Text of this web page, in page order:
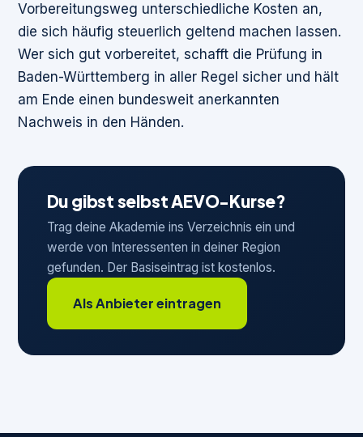
Vorbereitungsweg unterschiedliche Kosten an,
die sich häufig steuerlich geltend machen lassen.
Wer sich gut vorbereitet, schafft die Prüfung in
Baden-Württemberg in aller Regel sicher und hält
am Ende einen bundesweit anerkannten
Nachweis in den Händen.
Du gibst selbst AEVO-Kurse?
Trag deine Akademie ins Verzeichnis ein und
werde von Interessenten in deiner Region
gefunden. Der Basiseintrag ist kostenlos.
Als Anbieter eintragen